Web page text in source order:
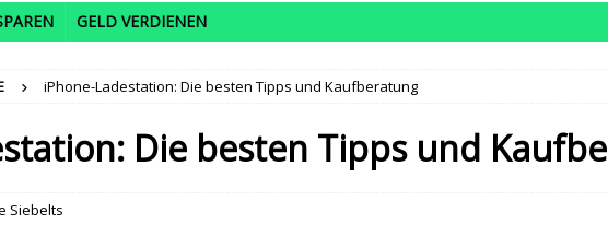
GELD VERDIENEN
iPhone-Ladestation: Die besten Tipps und Kaufberatung
Die besten Tipps und
Siebelts